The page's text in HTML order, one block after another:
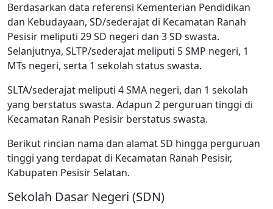
Berdasarkan data referensi Kementerian Pendidikan
dan Kebudayaan, SD/sederajat di Kecamatan Ranah
Pesisir meliputi 29 SD negeri dan 3 SD swasta.
Selanjutnya, SLTP/sederajat meliputi 5 SMP negeri, 1
MTs negeri, serta 1 sekolah status swasta.
SLTA/sederajat meliputi 4 SMA negeri, dan 1 sekolah
yang berstatus swasta. Adapun 2 perguruan tinggi di
Kecamatan Ranah Pesisir berstatus swasta.
Berikut rincian nama dan alamat SD hingga perguruan
tinggi yang terdapat di Kecamatan Ranah Pesisir,
Kabupaten Pesisir Selatan.
Sekolah Dasar Negeri (SDN)